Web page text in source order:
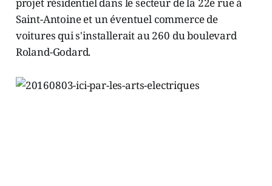
Saint-Antoine et un éventuel commerce de
voitures qui s'installerait au 260 du boulevard
Roland-Godard.